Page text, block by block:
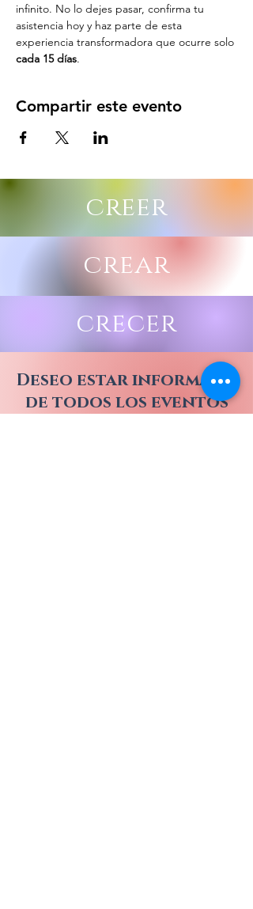
infinito. No lo dejes pasar, confirma tu
asistencia hoy y haz parte de esta
experiencia transformadora que ocurre solo
cada 15 días.
Compartir este evento
creer
crear
crecer
Deseo estar informado
de todos los eventos